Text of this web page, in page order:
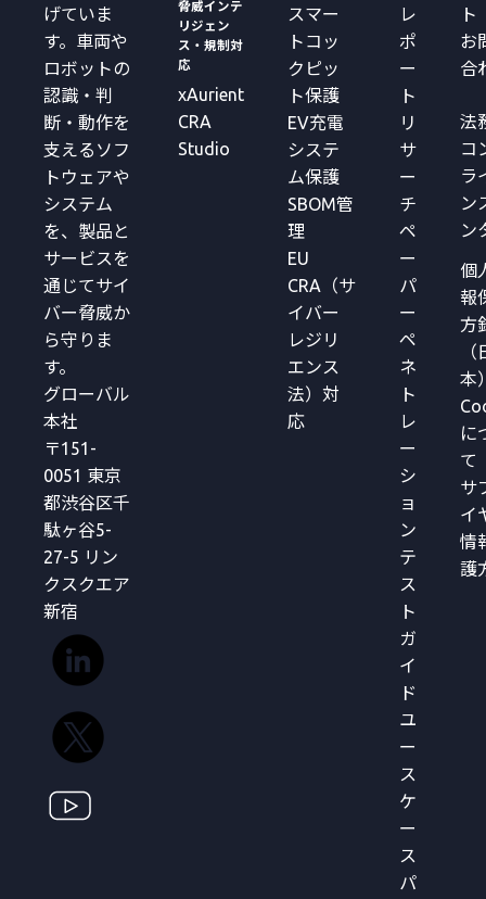
げていま
す。車両や
ロボットの
認識・判
断・動作を
支えるソフ
トウェアや
システム
を、製品と
サービスを
通じてサイ
バー脅威か
ら守りま
す。
グローバル
本社
〒151-
0051 東京
都渋谷区千
駄ヶ谷5-
27-5 リン
クスクエア
新宿
脅威インテ
リジェン
ス・規制対
応
xAurient
CRA
Studio
スマー
トコッ
クピッ
ト保護
EV充電
システ
ム保護
SBOM管
理
EU
CRA（サ
イバー
レジリ
エンス
法）対
応
レ
ポ
ー
ト
リ
サ
ー
チ
ペ
ー
パ
ー
ペ
ネ
ト
レ
ー
シ
ョ
ン
テ
ス
ト
ガ
イ
ド
ユ
ー
ス
ケ
ー
ス
パ
ト
お
合
法
コ
ラ
ン
ン
個
報
方
（
本
に
て
サ
イ
情
護